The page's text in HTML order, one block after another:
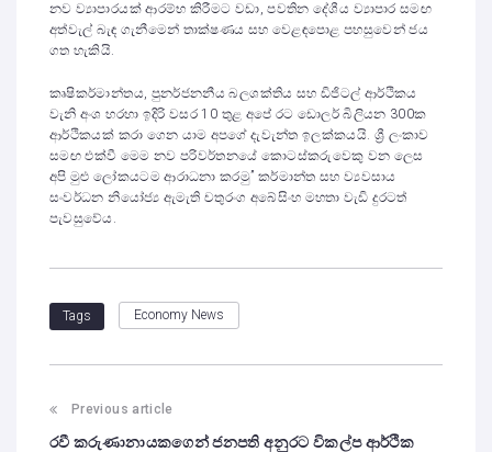
නව ව්‍යාපාරයක් ආරම්භ කිරීමට වඩා, පවතින දේශීය ව්‍යාපාර සමඟ
අත්වැල් බැඳ ගැනීමෙන් තාක්ෂණය සහ වෙළඳපොළ පහසුවෙන් ජය
ගත හැකියි.
කෘෂිකර්මාන්තය, පුනර්ජනනීය බලශක්තිය සහ ඩිජිටල් ආර්ථිකය
වැනි අංශ හරහා ඉදිරි වසර 10 තුළ අපේ රට ඩොලර් බිලියන 300ක
ආර්ථිකයක් කරා ගෙන යාම අපගේ දැවැන්ත ඉලක්කයයි. ශ්‍රී ලංකාව
සමඟ එක්වී මෙම නව පරිවර්තනයේ කොටස්කරුවෙකු වන ලෙස
අපි මුළු ලෝකයටම ආරාධනා කරමු” කර්මාන්ත සහ ව්‍යවසාය
සංවර්ධන නියෝජ්‍ය ඇමැති චතුරංග අබේසිංහ මහතා වැඩි දුරටත්
පැවසුවේය.
Tags Economy News
Previous article
රවී කරුණානායකගෙන් ජනපති අනුරට විකල්ප ආර්ථික